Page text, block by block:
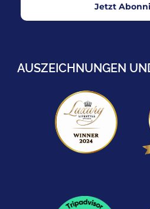
Jetzt
AUSZEICHNUNGEN